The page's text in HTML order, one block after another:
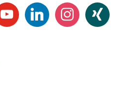
linkedin instagram xing